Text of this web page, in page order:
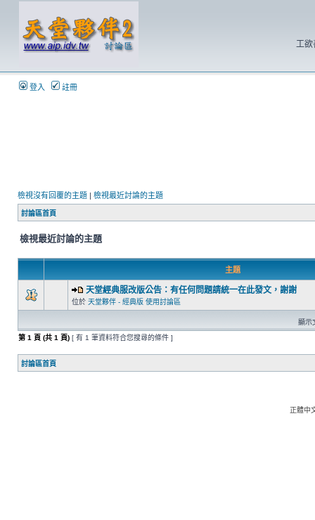
工欲
登入 註冊
檢視沒有回覆的主題 | 檢視最近討論的主題
討論區首頁
檢視最近討論的主題
主題
天堂經典服改版公告：有任何問題請統一在此發文，謝謝
位於 天堂夥伴 - 經典版 使用討論區
顯示
第 1 頁 (共 1 頁) [ 有 1 筆資料符合您搜尋的條件 ]
討論區首頁
正體中